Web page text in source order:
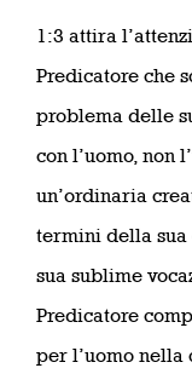
1:3 attira
Predicatore che
problema delle
con l’uomo, non
un’ordinaria
termini della sua
sua sublime
Predicatore
per l’uomo nella